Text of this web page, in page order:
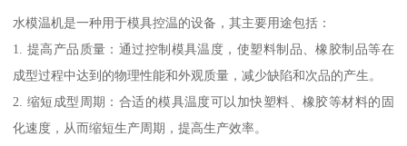
水模温机是一种用于模具控温的设备，其主要用途包括：
1. 提高产品质量：通过控制模具温度，使塑料制品、橡胶制品等在
成型过程中达到的物理性能和外观质量，减少缺陷和次品的产生。
2. 缩短成型周期：合适的模具温度可以加快塑料、橡胶等材料的固
化速度，从而缩短生产周期，提高生产效率。